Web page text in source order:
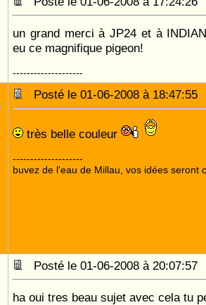
un grand merci à JP24 et à
eu ce magnifique pigeon!
--------------------
Posté le 01-06-2008 à
très belle couleur
--------------------
buvez de l'eau de Millau, vos idées seront
Posté le 01-06-2008 à
ha oui tres beau sujet avec cela tu